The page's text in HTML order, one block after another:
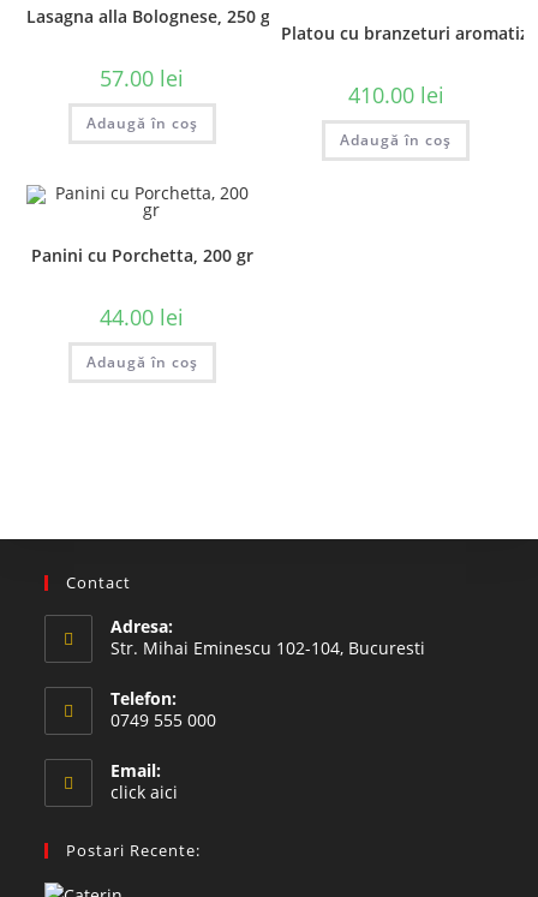
Lasagna alla Bolognese, 250 gr
57.00 lei
Adaugă în coș
Platou cu branzeturi
410.00 lei
Adaugă în coș
Panini cu Porchetta, 200 gr
44.00 lei
Adaugă în coș
Contact
Adresa:
Str. Mihai Eminescu 102-104, Bucuresti
Telefon:
0749 555 000
Email:
click aici
Postari Recente: